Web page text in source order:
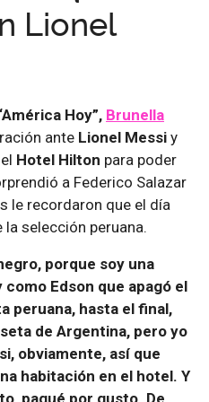
Lionel
Hoy”, Brunella
ante Lionel Messi y
Hotel Hilton para poder
a Federico Salazar
le recordaron que el día
selección peruana.
porque soy una
Edson que apagó el
peruana, hasta el final,
de Argentina, pero yo
obviamente, así que
habitación en el hotel. Y